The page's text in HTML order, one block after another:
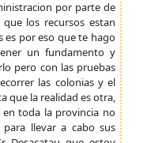
por parte de
los recursos estan
es por eso que te hago
un fundamento y
pero con las pruebas
las colonias y el
que la realidad es otra,
en toda la provincia no
llevar a cabo sus